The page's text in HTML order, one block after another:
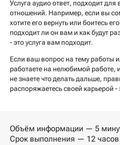
Услуга аудио ответ, подходит для
отношений. Например, если вы
хотите его вернуть или боитесь
подходит ли он вам и как будут
- это услуга вам подходит.
Если ваш вопрос на тему работы
работаете на нелюбимой работе,
не знаете что делать дальше,
распоряжаетесь своей карьерой -
Объём информации — 5
Срок выполнения — 12 часов